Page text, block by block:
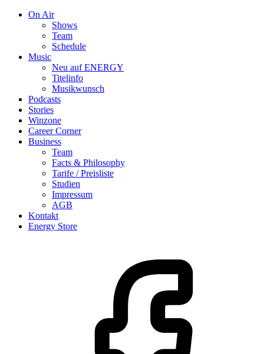
On Air
Shows
Team
Schedule
Music
Neu auf ENERGY
Titelinfo
Musikwunsch
Podcasts
Stories
Winzone
Career Corner
Business
Team
Facts & Philosophy
Tarife / Preisliste
Studien
Impressum
AGB
Kontakt
Energy Store